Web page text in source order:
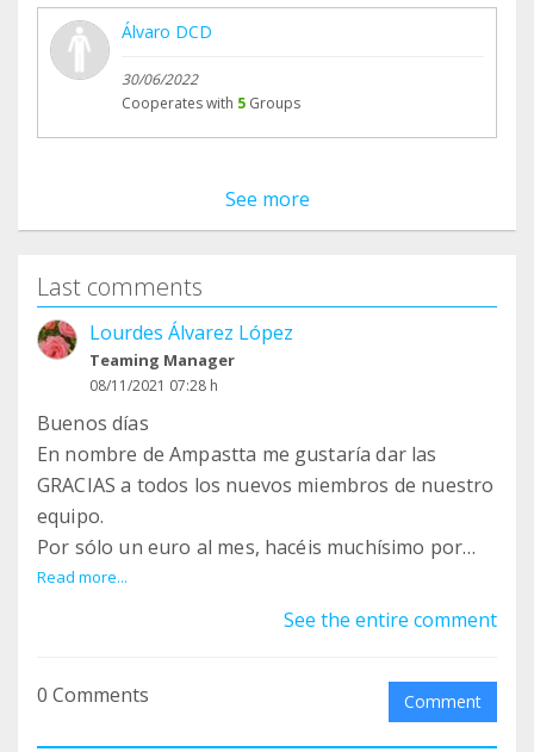
Álvaro DCD
30/06/2022
Cooperates with 5 Groups
See more
Last comments
Lourdes Álvarez López
Teaming Manager
08/11/2021 07:28 h
Buenos días
En nombre de Ampastta me gustaría dar las
GRACIAS a todos los nuevos miembros de nuestro
equipo.
Por sólo un euro al mes, hacéis muchísimo por
Ampastta y sus Asociados.
familiares, pronto seremos muchos más!!!
Read more...
See the entire comment
0 Comments Comment